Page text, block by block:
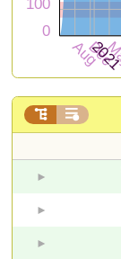
 